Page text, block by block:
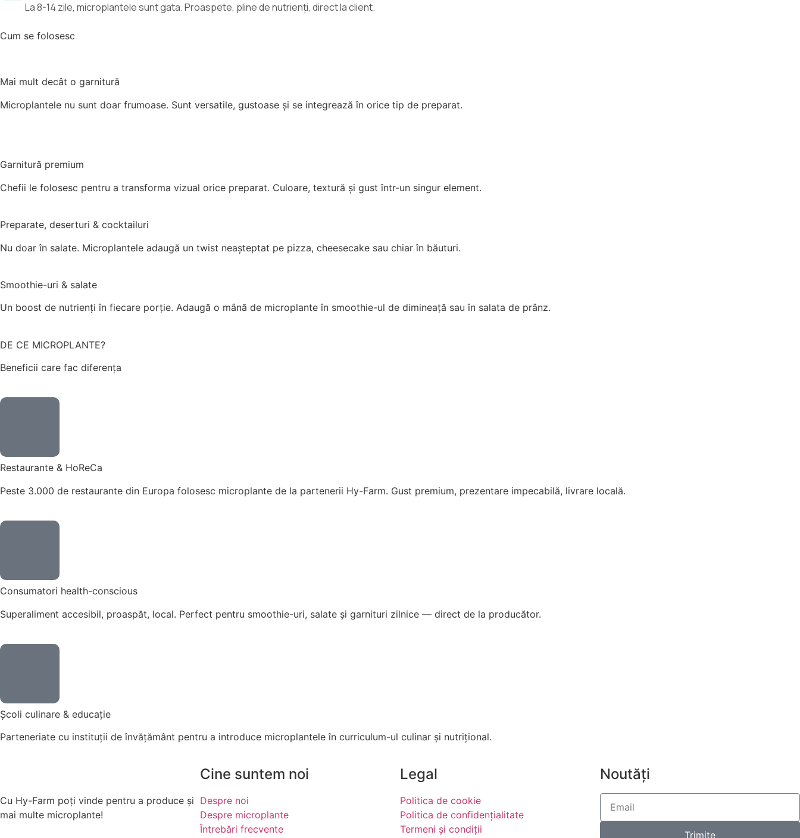
La 8-14 zile, microplantele sunt gata. Proaspete, pline de nutrienți, direct la client.
Cum se folosesc
Mai mult decât o garnitură
Microplantele nu sunt doar frumoase. Sunt versatile, gustoase și se integrează în orice tip de preparat.
Garnitură premium
Chefii le folosesc pentru a transforma vizual orice preparat. Culoare, textură și gust într-un singur element.
Preparate, deserturi & cocktailuri
Nu doar în salate. Microplantele adaugă un twist neașteptat pe pizza, cheesecake sau chiar în băuturi.
Smoothie-uri & salate
Un boost de nutrienți în fiecare porție. Adaugă o mână de microplante în smoothie-ul de dimineață sau în salata de prânz.
DE CE MICROPLANTE?
Beneficii care fac diferența
Restaurante & HoReCa
Peste 3.000 de restaurante din Europa folosesc microplante de la partenerii Hy-Farm. Gust premium, prezentare impecabilă, livrare locală.
Consumatori health-conscious
Superaliment accesibil, proaspăt, local. Perfect pentru smoothie-uri, salate și garnituri zilnice — direct de la producător.
Școli culinare & educație
Parteneriate cu instituții de învățământ pentru a introduce microplantele în curriculum-ul culinar și nutrițional.
Cu Hy-Farm poți vinde pentru a produce și
mai multe microplante!
Cine suntem noi
Despre noi
Despre microplante
Întrebări frecvente
Legal
Politica de cookie
Politica de confidențialitate
Termeni și condiții
Noutăți
Trimite